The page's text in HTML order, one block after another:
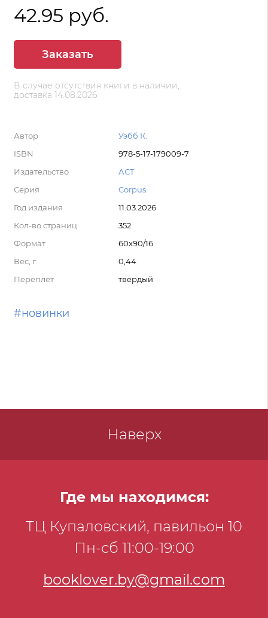
42.95 руб.
Заказать
В случае отсутствия книги в наличии,
доставка 14.08.2026
Автор
Уэбб К.
ISBN
978-5-17-179009-7
Издательство
АСТ
Серия
Corpus.
Год издания
11.03.2026
Кол-во страниц
352
Формат
60x90/16
Вес, г
0,44
Переплет
твердый
#новинки
Наверх
Где мы находимся:
ТЦ Купаловский, павильон 10
Пн-сб 11:00-19:00
booklover.by@gmail.com